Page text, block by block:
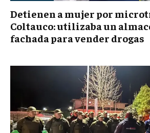
Detienen a mujer por
Coltauco: utilizaba un
fachada para vender drogas